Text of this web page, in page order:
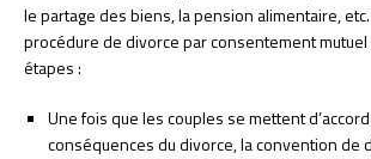
le partage des biens, la pension alimentaire,
procédure de divorce par consentement
étapes :
Une fois que les couples se mettent
conséquences du divorce, la convention de